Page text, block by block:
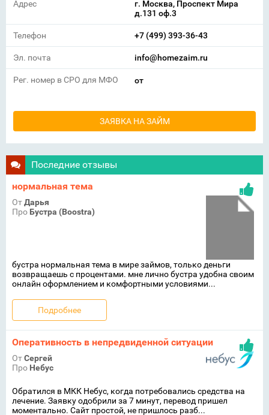
Адрес
г. Москва, Проспект Мира
д.131 оф.3
Телефон +7 (499) 393-36-43
Эл. почта info@homezaim.ru
Рег. номер в СРО для МФО от
ЗАЯВКА НА ЗАЙМ
Последние отзывы
нормальная тема
ОтДарья
Про Бустра (Boostra)
бустра нормальная тема в мире займов, только деньги
возвращаешь с процентами. мне лично бустра удобна своим
онлайн оформлением и комфортными условиями...
Подробнее
Оперативность в непредвиденной ситуации
ОтСергей
Про Небус
Обратился в МКК Небус, когда потребовались средства на
лечение. Заявку одобрили за 7 минут, перевод пришел
моментально. Сайт простой, не пришлось разб...